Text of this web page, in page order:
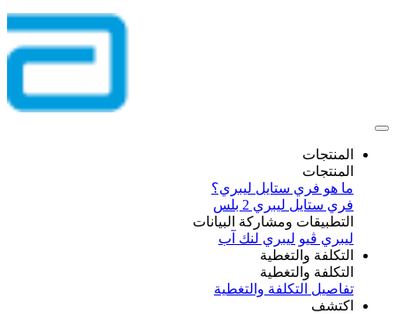
المنتجات
المنتجات
ما هو فري ستايل ليبري؟
فري ستايل ليبري 2 بلس​
التطبيقات ومشاركة البيانات
ليبري ڤيو ليبري لنك آب
التكلفة والتغطية
التكلفة والتغطية
تفاصيل التكلفة والتغطية
اكتشف​